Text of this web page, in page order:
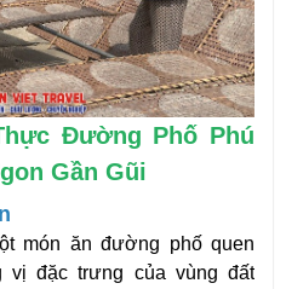
Đường Phố Phú
Gần Gũi
món ăn đường phố quen
vị đặc trưng của vùng đất